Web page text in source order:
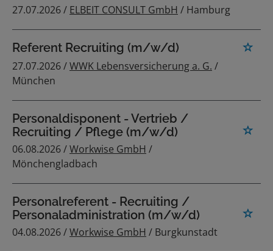
27.07.2026 / ELBEIT CONSULT GmbH / Hamburg
Referent Recruiting (m/w/d)
27.07.2026 /WWK Lebensversicherung a. G. /
München
Personaldisponent - Vertrieb /
Recruiting / Pflege (m/w/d)
06.08.2026 /Workwise GmbH /
Mönchengladbach
Personalreferent - Recruiting /
Personaladministration (m/w/d)
04.08.2026 /Workwise GmbH / Burgkunstadt